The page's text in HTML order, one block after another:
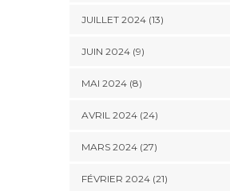
JUILLET 2024 (13)
JUIN 2024 (9)
MAI 2024 (8)
AVRIL 2024 (24)
MARS 2024 (27)
FÉVRIER 2024 (21)